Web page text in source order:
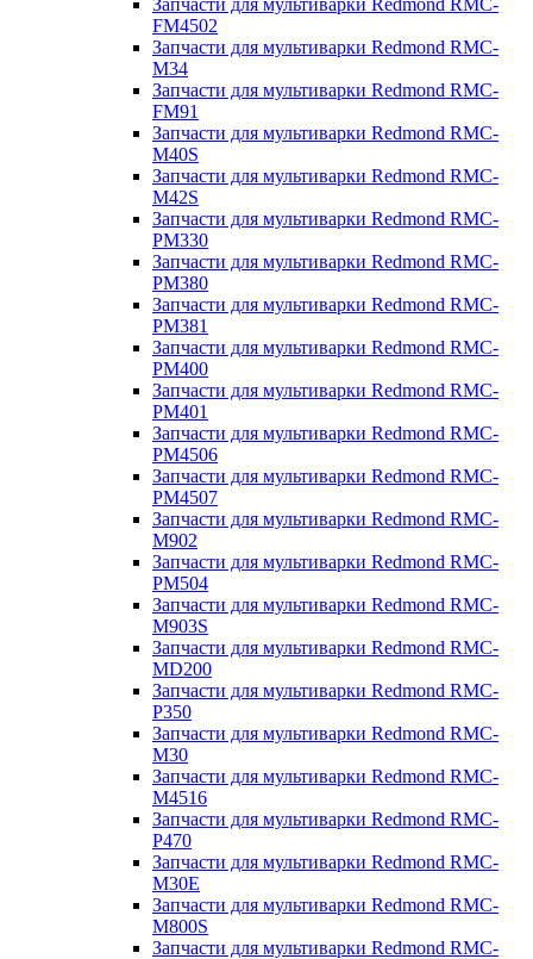
Запчасти для мультиварки Redmond RMC-
FM4502
Запчасти для мультиварки Redmond RMC-
M34
Запчасти для мультиварки Redmond RMC-
FM91
Запчасти для мультиварки Redmond RMC-
M40S
Запчасти для мультиварки Redmond RMC-
M42S
Запчасти для мультиварки Redmond RMC-
PM330
Запчасти для мультиварки Redmond RMC-
PM380
Запчасти для мультиварки Redmond RMC-
PM381
Запчасти для мультиварки Redmond RMC-
PM400
Запчасти для мультиварки Redmond RMC-
PM401
Запчасти для мультиварки Redmond RMC-
PM4506
Запчасти для мультиварки Redmond RMC-
PM4507
Запчасти для мультиварки Redmond RMC-
M902
Запчасти для мультиварки Redmond RMC-
PM504
Запчасти для мультиварки Redmond RMC-
M903S
Запчасти для мультиварки Redmond RMC-
MD200
Запчасти для мультиварки Redmond RMC-
P350
Запчасти для мультиварки Redmond RMC-
M30
Запчасти для мультиварки Redmond RMC-
M4516
Запчасти для мультиварки Redmond RMC-
P470
Запчасти для мультиварки Redmond RMC-
M30E
Запчасти для мультиварки Redmond RMC-
M800S
Запчасти для мультиварки Redmond RMC-